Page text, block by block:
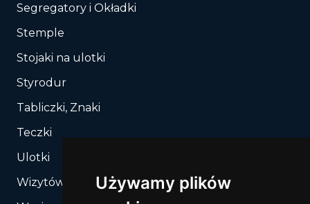
Używamy plików
Segregatory i Okładki
Stemple
Stojaki na ulotki
Styrodur
Tabliczki, Znaki
Teczki
Ulotki
Wizytówki